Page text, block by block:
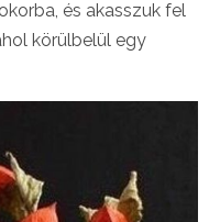
és akasszuk fel
körülbelül egy